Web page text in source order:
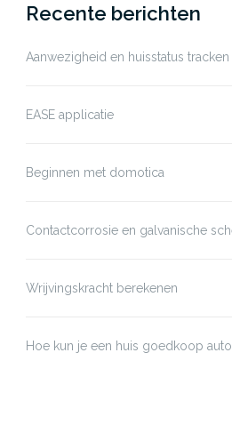
Recente berichten
Aanwezigheid en huisstatus
EASE applicatie
Beginnen met domotica
Contactcorrosie en galvanische
Wrijvingskracht berekenen
Hoe kun je een huis goedkoop